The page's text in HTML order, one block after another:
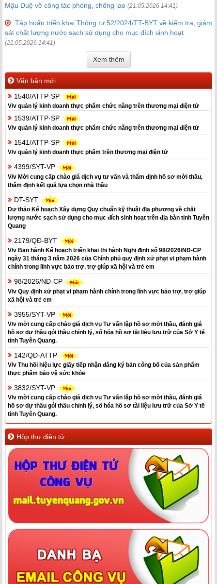
Mậu Duệ về công tác phòng, chống lao (21.05.2026 14:41)
Tập huấn triển khai Thông tư 52/2024/TT-BYT về kiểm tra, giám
sát chất lượng nước sạch sử dụng cho mục đích sinh hoạt
(21.05.2026 14:41)
Xem thêm
Văn bản mới
1540/ATTP-SP
V/v quản lý kinh doanh thực phẩm chức năng trên thương mại điện tử
1539/ATTP-SP
V/v quản lý kinh doanh thực phẩm chức năng trên thương mại điện tử
1541/ATTP-SP
V/v quản lý kinh doanh thực phẩm trên thương mại điện tử
4399/SYT-VP
V/v Mời cung cấp chào giá dịch vụ tư vấn và thẩm định hồ sơ mời thầu,
thẩm định kết quả lựa chọn nhà thầu
DT-SYT
Dự thảo Kế hoạch Xây dựng Quy chuẩn kỹ thuật địa phương về chất
lượng nước sạch sử dụng cho mục đích sinh hoạt trên địa bàn tỉnh Tuyên
Quang
2179/QĐ-BYT
V/v Ban hành Kế hoạch triển khai thi hành Nghị định số 98/2026/NĐ-CP
ngày 31 tháng 3 năm 2026 của Chính phủ quy định xử phạt vi phạm hành
chính trong lĩnh vực bảo trợ, trợ giúp xã hội và trẻ em
98/2026/NĐ-CP
V/v Quy định xử phạt vi phạm hành chính trong lĩnh vực bảo trợ, trợ giúp
xã hội và trẻ em
3955/SYT-VP
V/v mời cung cấp chào giá dịch vụ Tư vấn lập hồ sơ mời thầu, đánh giá
hồ sơ dự thầu gói thầu chỉnh lý, số hóa hồ sơ tài liệu lưu trữ của Sở Y tế
tỉnh Tuyên Quang.
142/QĐ-ATTP
V/v Thu hồi hiệu lực giấy tiếp nhận đăng ký bản công bố của sản phẩm
thực phẩm bảo vệ sức khỏe
3832/SYT-VP
V/v mời cung cấp chào giá dịch vụ Tư vấn lập hồ sơ mời thầu, đánh giá
hồ sơ dự thầu gói thầu chỉnh lý, số hóa hồ sơ tài liệu lưu trữ của Sở Y tế
tỉnh Tuyên Quang.
Hộp thư điện tử